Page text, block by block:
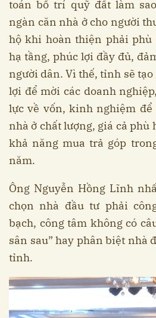
toán bố trí quỹ đất làm
ngàn căn nhà ở cho người
hộ khi hoàn thiện phải phù
hạ tầng, phúc lợi đầy đủ,
người dân. Vì thế, tỉnh sẽ
lợi để mời các doanh
lực về vốn, kinh nghiệm để
nhà ở chất lượng, giá cả phù
khả năng mua trả góp
năm.
Ông Nguyễn Hồng Lĩnh
chọn nhà đầu tư phải
bạch, công tâm không có
sân sau” hay phân biệt nhà
tỉnh.